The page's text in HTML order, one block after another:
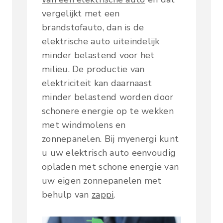
vergelijkt met een
brandstofauto, dan is de
elektrische auto uiteindelijk
minder belastend voor het
milieu. De productie van
elektriciteit kan daarnaast
minder belastend worden door
schonere energie op te wekken
met windmolens en
zonnepanelen. Bij myenergi kunt
u uw elektrisch auto eenvoudig
opladen met schone energie van
uw eigen zonnepanelen met
behulp van zappi.